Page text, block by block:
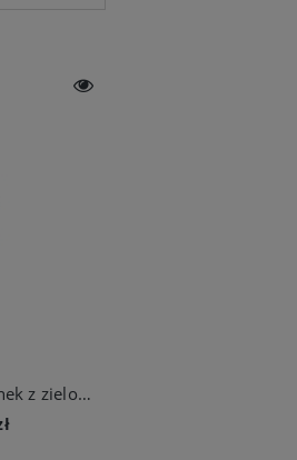
Pozłacany pierścionek z zielonymi zdobieniami z kolekcji Minakari